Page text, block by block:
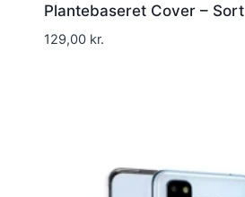
Plantebaseret Cover – Sort
129,00 kr.